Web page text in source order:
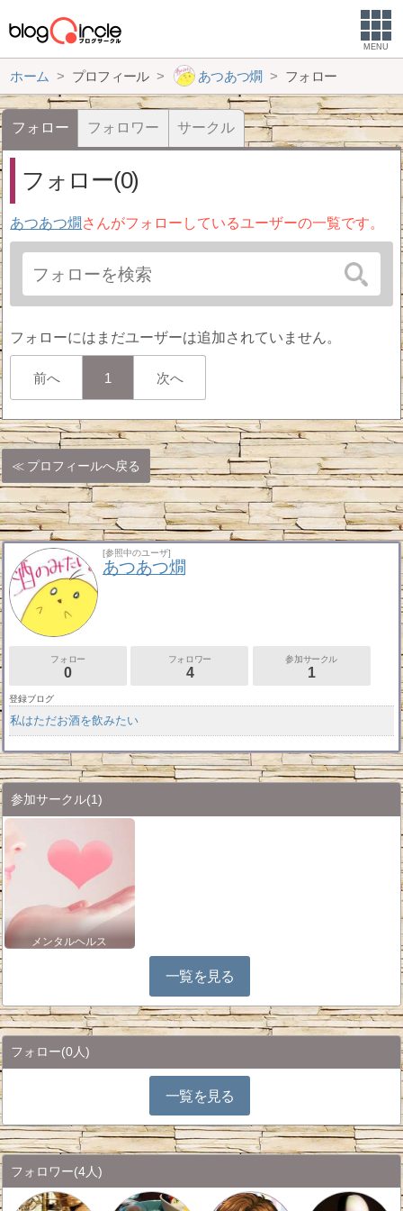
MENU
ホーム プロフィール あつあつ燗 フォロー
フォロー フォロワー サークル
フォロー(0)
あつあつ燗 さんがフォローしているユーザーの一覧です。
フォローにはまだユーザーは追加されていません。
前へ 1 次へ
プロフィールへ戻る
[参照中のユーザ]
あつあつ燗
フォロー
0
フォロワー
4
参加サークル
1
登録ブログ
私はただお酒を飲みたい
参加サークル(1)
メンタルヘルス
一覧を見る
フォロー(0人)
一覧を見る
フォロワー(4人)